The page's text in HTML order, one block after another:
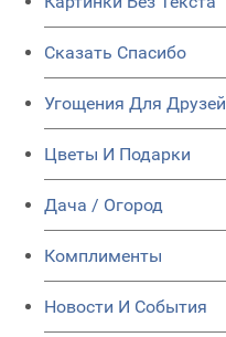
Сказать Спасибо
Угощения Для Друзей
Цветы И Подарки
Дача / Огород
Комплименты
Новости И События